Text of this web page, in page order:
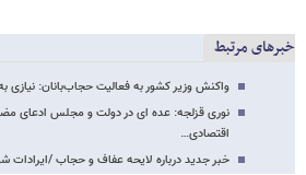
خبرهای مرتبط
واکنش وزیر کشور به فعالیت حجاب‌بانان: نیازی
نوری قزلجه: عده ای در دولت و مجلس ادعای
اقتصادی…
خبر جدید درباره لایحه عفاف و حجاب /ایرادات